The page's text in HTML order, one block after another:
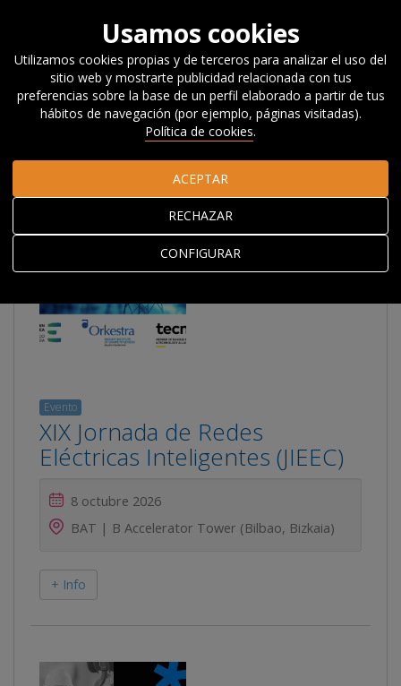
Actualidad Noticias, Eventos y Blog Eventos
Eventos
Evento
XIX Jornada de Redes
Eléctricas Inteligentes (JIEEC)
8 octubre 2026
BAT | B Accelerator Tower (Bilbao, Bizkaia)
+ Info
Usamos cookies
Utilizamos cookies propias y de terceros para analizar el uso del
sitio web y mostrarte publicidad relacionada con tus
preferencias sobre la base de un perfil elaborado a partir de tus
hábitos de navegación (por ejemplo, páginas visitadas).
Política de cookies.
CONFIGURAR
RECHAZAR
ACEPTAR